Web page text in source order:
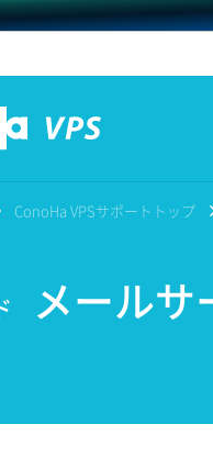
ConoHa VPSサポートトップ
メールサ